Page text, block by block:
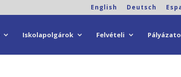
English Deutsch
Iskolapolgárok Felvételi